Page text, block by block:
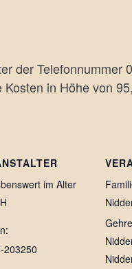
der Telefonnummer
Kosten in Höhe von
im Alter
203250